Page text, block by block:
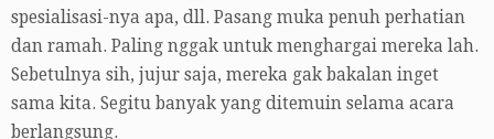
spesialisasi-nya apa, dll. Pasang muka penuh perhatian
dan ramah. Paling nggak untuk menghargai mereka lah.
Sebetulnya sih, jujur saja, mereka gak bakalan inget
sama kita. Segitu banyak yang ditemuin selama acara
berlangsung.